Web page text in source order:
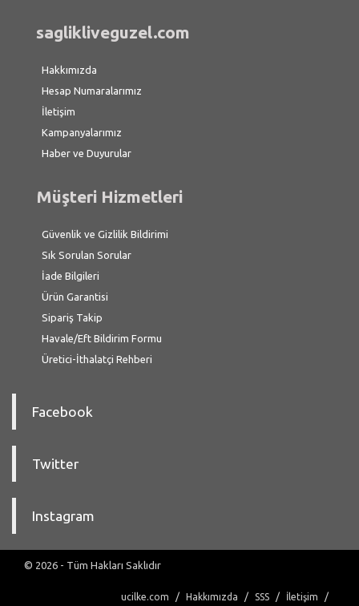
saglikliveguzel.com
Hakkımızda
Hesap Numaralarımız
İletişim
Kampanyalarımız
Haber ve Duyurular
Müşteri Hizmetleri
Güvenlik ve Gizlilik Bildirimi
Sık Sorulan Sorular
İade Bilgileri
Ürün Garantisi
Sipariş Takip
Havale/Eft Bildirim Formu
Üretici-İthalatçi Rehberi
Facebook
Twitter
Instagram
© 2026 - Tüm Hakları Saklıdır
ucilke.com Hakkımızda SSS İletişim